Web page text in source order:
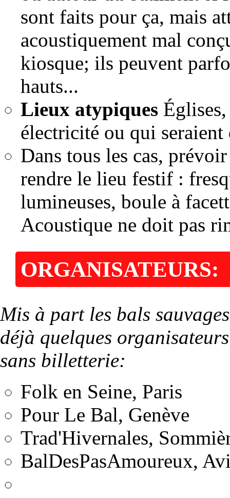
sont faits pour ça, mais
acoustiquement mal
kiosque; ils peuvent
hauts...
Lieux atypiques
électricité ou qui
Dans tous les cas,
rendre le lieu festif :
lumineuses, boule à
Acoustique ne doit pas
ORGANISATEURS:
Mis à part les bals
déjà quelques
sans billetterie:
Folk en Seine, Paris
Pour Le Bal, Genève
Trad'Hivernales,
BalDesPasAmoureux,